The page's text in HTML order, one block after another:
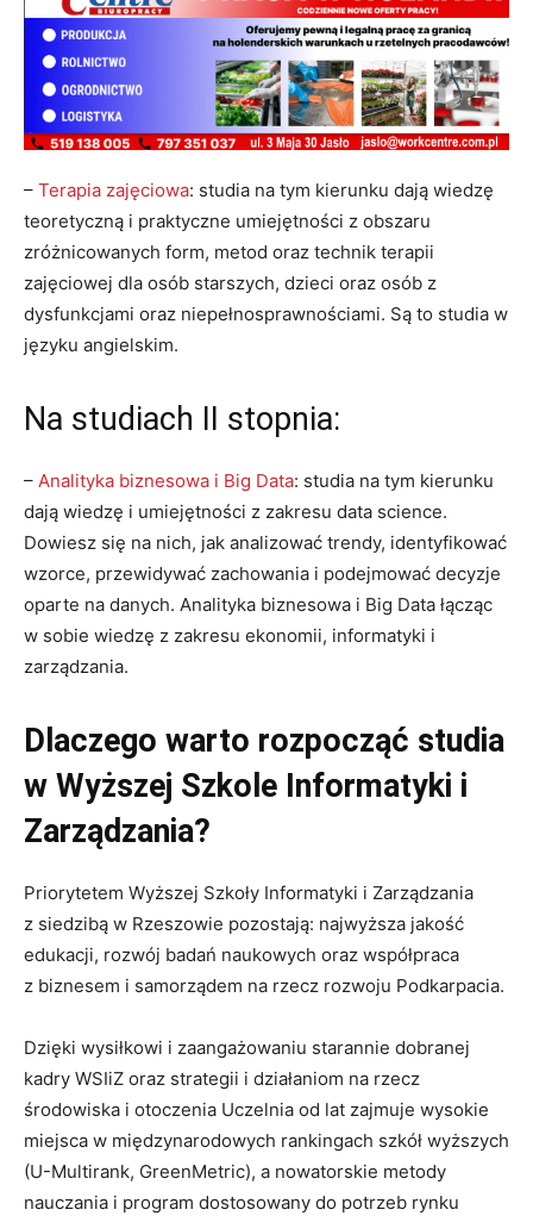
– Terapia zajęciowa: studia na tym kierunku dają wiedzę
teoretyczną i praktyczne umiejętności z obszaru
zróżnicowanych form, metod oraz technik terapii
zajęciowej dla osób starszych, dzieci oraz osób z
dysfunkcjami oraz niepełnosprawnościami. Są to studia w
języku angielskim.
Na studiach II stopnia:
– Analityka biznesowa i Big Data: studia na tym kierunku
dają wiedzę i umiejętności z zakresu data science.
Dowiesz się na nich, jak analizować trendy, identyfikować
wzorce, przewidywać zachowania i podejmować decyzje
oparte na danych. Analityka biznesowa i Big Data łącząc
w sobie wiedzę z zakresu ekonomii, informatyki i
zarządzania.
Dlaczego warto rozpocząć studia
w Wyższej Szkole Informatyki i
Zarządzania?
Priorytetem Wyższej Szkoły Informatyki i Zarządzania
z siedzibą w Rzeszowie pozostają: najwyższa jakość
edukacji, rozwój badań naukowych oraz współpraca
z biznesem i samorządem na rzecz rozwoju Podkarpacia.
Dzięki wysiłkowi i zaangażowaniu starannie dobranej
kadry WSIiZ oraz strategii i działaniom na rzecz
środowiska i otoczenia Uczelnia od lat zajmuje wysokie
miejsca w międzynarodowych rankingach szkół wyższych
(U-Multirank, GreenMetric), a nowatorskie metody
nauczania i program dostosowany do potrzeb rynku